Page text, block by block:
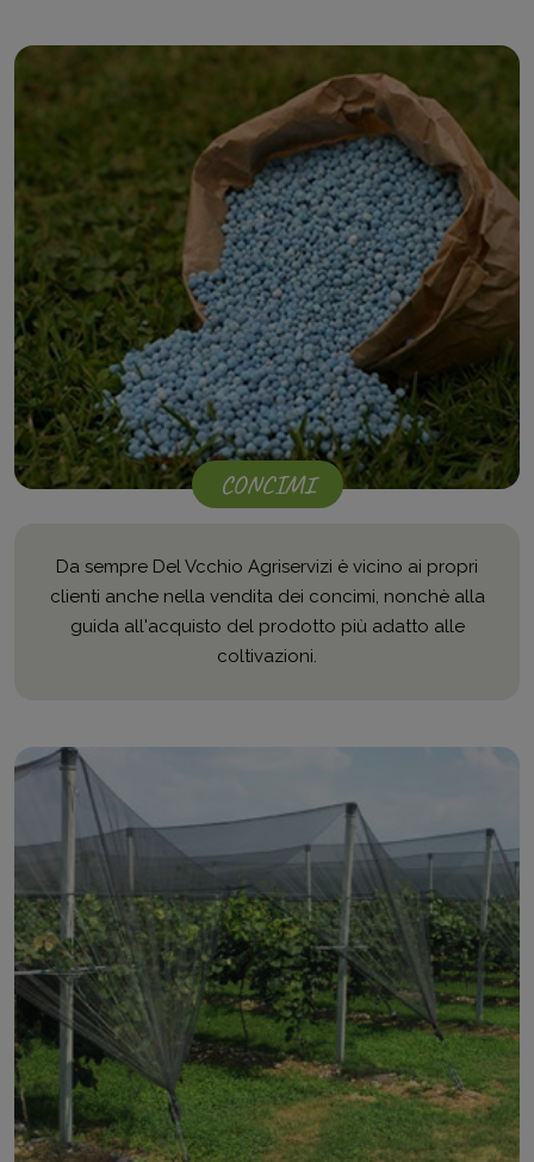
CONCIMI
Da sempre Del Vcchio Agriservizi è vicino ai propri
clienti anche nella vendita dei concimi, nonchè alla
guida all'acquisto del prodotto più adatto alle
coltivazioni.